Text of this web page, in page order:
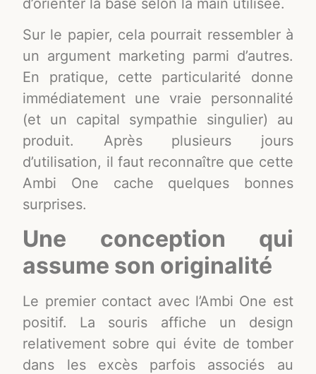
d’orienter la base selon la main utilisée.
Sur le papier, cela pourrait ressembler à
un argument marketing parmi d’autres.
En pratique, cette particularité donne
immédiatement une vraie personnalité
(et un capital sympathie singulier) au
produit. Après plusieurs jours
d’utilisation, il faut reconnaître que cette
Ambi One cache quelques bonnes
surprises.
Une conception qui
assume son originalité
Le premier contact avec l’Ambi One est
positif. La souris affiche un design
relativement sobre qui évite de tomber
dans les excès parfois associés au